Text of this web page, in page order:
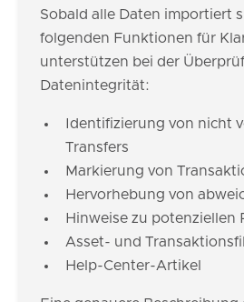
Sobald alle Daten importiert
folgenden Funktionen für
unterstützen bei der
Datenintegrität:
Identifizierung von nicht
Transfers
Markierung von
Hervorhebung von
Hinweise zu potenziellen
Asset- und
Help-Center-Artikel